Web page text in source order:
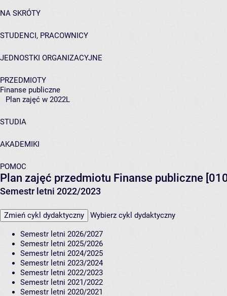
NA SKRÓTY
STUDENCI, PRACOWNICY
JEDNOSTKI ORGANIZACYJNE
PRZEDMIOTY
Finanse publiczne
Plan zajęć w 2022L
STUDIA
AKADEMIKI
POMOC
Plan zajęć przedmiotu Finanse publiczne
Semestr letni 2022/2023
Zmień cykl dydaktyczny Wybierz cykl dydaktyczny
Semestr letni 2026/2027
Semestr letni 2025/2026
Semestr letni 2024/2025
Semestr letni 2023/2024
Semestr letni 2022/2023
Semestr letni 2021/2022
Semestr letni 2020/2021